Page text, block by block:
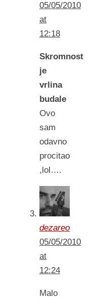
05/05/2010
at
12:18
Skromnost
je
vrlina
budale
Ovo
sam
odavno
procitao
,lol….
dezareo
05/05/2010
at
12:24
Malo